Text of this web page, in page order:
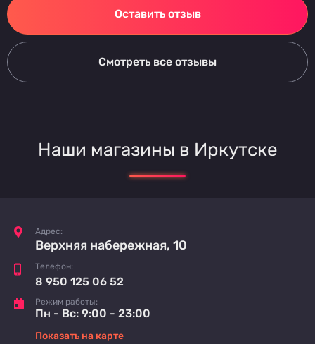
Оставить отзыв
Смотреть все отзывы
Наши магазины в Иркутске
Адрес:
Верхняя набережная, 10
Телефон:
8 950 125 06 52
Режим работы:
Пн - Вс: 9:00 - 23:00
Показать на карте